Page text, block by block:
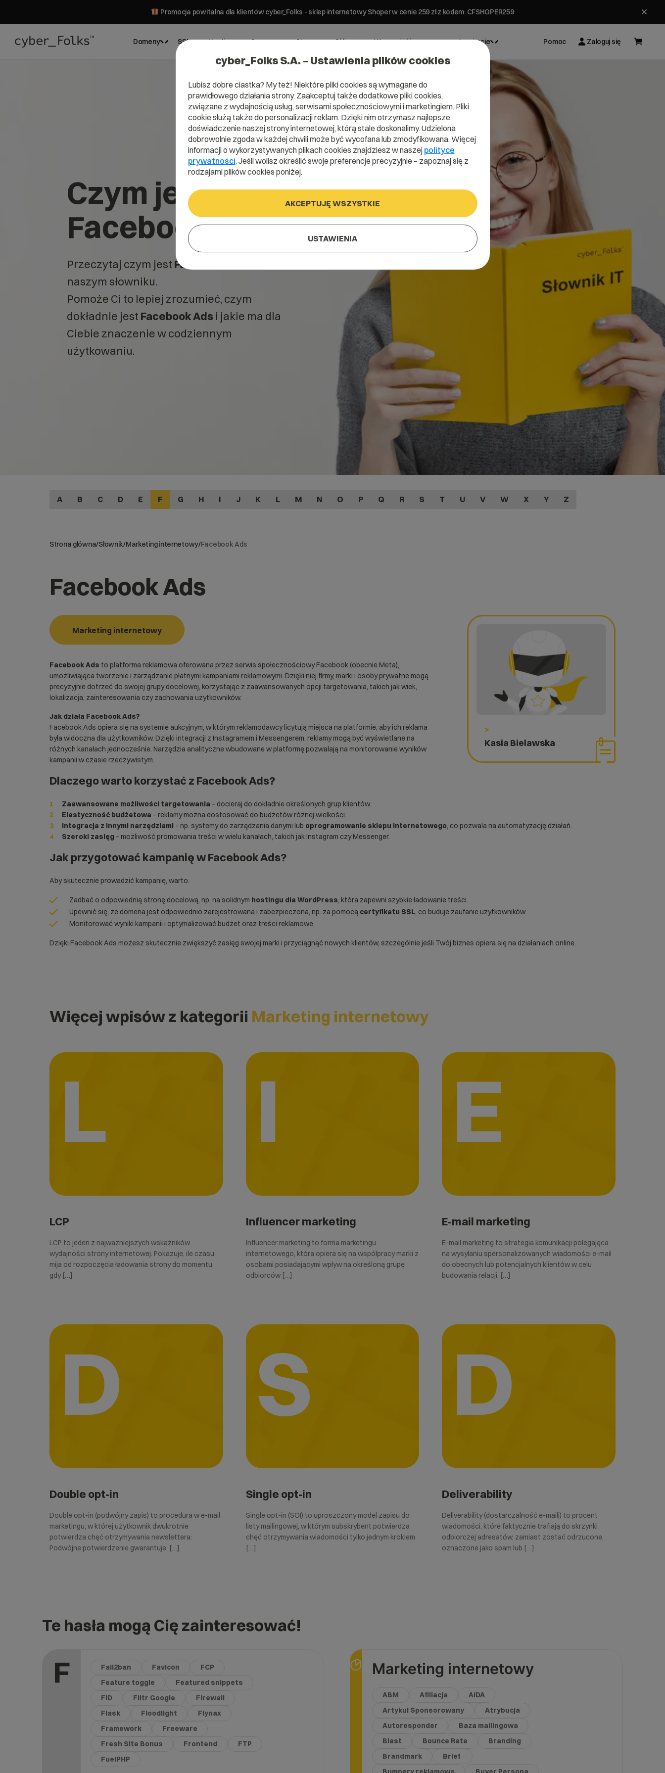
Promocja powitalna dla klientów cyber_Folks - sklep internetowy Shoper w cenie 259 zł z kodem: CFSHOPER259
Domeny SSL Hosting Serwery Strony Sklepy Wsparcie biznesowe Inspiracje Pomoc Zaloguj się
Czym jest
Facebook Ads?
Przeczytaj czym jest Facebook Ads
naszym słowniku.
Pomoże Ci to lepiej zrozumieć, czym
dokładnie jest Facebook Ads i jakie ma dla
Ciebie znaczenie w codziennym
użytkowaniu.
A B C D E F G H I J K L M N O P Q R S T U V W X Y Z
Strona główna/Słownik/Marketing internetowy/Facebook Ads
Facebook Ads
>
Kasia Bielawska
Marketing internetowy
Facebook Ads to platforma reklamowa oferowana przez serwis społecznościowy Facebook (obecnie Meta),
umożliwiająca tworzenie i zarządzanie płatnymi kampaniami reklamowymi. Dzięki niej firmy, marki i osoby prywatne mogą
precyzyjnie dotrzeć do swojej grupy docelowej, korzystając z zaawansowanych opcji targetowania, takich jak wiek,
lokalizacja, zainteresowania czy zachowania użytkowników.
Jak działa Facebook Ads?
Facebook Ads opiera się na systemie aukcyjnym, w którym reklamodawcy licytują miejsca na platformie, aby ich reklama
była widoczna dla użytkowników. Dzięki integracji z Instagramem i Messengerem, reklamy mogą być wyświetlane na
różnych kanałach jednocześnie. Narzędzia analityczne wbudowane w platformę pozwalają na monitorowanie wyników
kampanii w czasie rzeczywistym.
Dlaczego warto korzystać z Facebook Ads?
Zaawansowane możliwości targetowania – docieraj do dokładnie określonych grup klientów.
Elastyczność budżetowa – reklamy można dostosować do budżetów różnej wielkości.
Integracja z innymi narzędziami – np. systemy do zarządzania danymi lub oprogramowanie sklepu internetowego, co pozwala na automatyzację działań.
Szeroki zasięg – możliwość promowania treści w wielu kanałach, takich jak Instagram czy Messenger.
Jak przygotować kampanię w Facebook Ads?
Aby skutecznie prowadzić kampanię, warto:
Zadbać o odpowiednią stronę docelową, np. na solidnym hostingu dla WordPress, która zapewni szybkie ładowanie treści.
Upewnić się, że domena jest odpowiednio zarejestrowana i zabezpieczona, np. za pomocą certyfikatu SSL, co buduje zaufanie użytkowników.
Monitorować wyniki kampanii i optymalizować budżet oraz treści reklamowe.
Dzięki Facebook Ads możesz skutecznie zwiększyć zasięg swojej marki i przyciągnąć nowych klientów, szczególnie jeśli Twój biznes opiera się na działaniach online.
Więcej wpisów z kategorii Marketing internetowy
L
LCP
LCP to jeden z najważniejszych wskaźników
wydajności strony internetowej. Pokazuje, ile czasu
mija od rozpoczęcia ładowania strony do momentu,
gdy […]
I
Influencer marketing
Influencer marketing to forma marketingu
internetowego, która opiera się na współpracy marki z
osobami posiadającymi wpływ na określoną grupę
odbiorców […]
E
E-mail marketing
E-mail marketing to strategia komunikacji polegająca
na wysyłaniu spersonalizowanych wiadomości e-mail
do obecnych lub potencjalnych klientów w celu
budowania relacji, […]
D
Double opt-in
Double opt-in (podwójny zapis) to procedura w e-mail
marketingu, w której użytkownik dwukrotnie
potwierdza chęć otrzymywania newslettera:
Podwójne potwierdzenie gwarantuje, […]
S
Single opt-in
Single opt-in (SOI) to uproszczony model zapisu do
listy mailingowej, w którym subskrybent potwierdza
chęć otrzymywania wiadomości tylko jednym krokiem
[…]
D
Deliverability
Deliverability (dostarczalność e-maili) to procent
wiadomości, które faktycznie trafiają do skrzynki
odbiorczej adresatów, zamiast zostać odrzucone,
oznaczone jako spam lub […]
Te hasła mogą Cię zainteresować!
F Fail2ban Favicon
FCP
Feature toggle
Featured snippets
FID
Filtr Google
Firewall
Flask
Floodlight
Flynax
Framework
Freeware
Fresh Site Bonus
Frontend
FTP
FuelPHP
Marketing internetowy
ABM Afiliacja
AIDA
Artykuł Sponsorowany
Atrybucja
Autoresponder
Baza mailingowa
Blast
Bounce Rate
Branding
Brandmark
Brief
cyber_Folks S.A. – Ustawienia plików cookies
Lubisz dobre ciastka? My też! Niektóre pliki cookies są wymagane do
prawidłowego działania strony. Zaakceptuj także dodatkowe pliki cookies,
związane z wydajnością usług, serwisami społecznościowymi i marketingiem. Pliki
cookie służą także do personalizacji reklam. Dzięki nim otrzymasz najlepsze
doświadczenie naszej strony internetowej, którą stale doskonalimy. Udzielona
dobrowolnie zgoda w każdej chwili może być wycofana lub zmodyfikowana. Więcej
informacji o wykorzystywanych plikach cookies znajdziesz w naszej polityce
prywatności. Jeśli wolisz określić swoje preferencje precyzyjnie – zapoznaj się z
rodzajami plików cookies poniżej.
AKCEPTUJĘ WSZYSTKIE
USTAWIENIA